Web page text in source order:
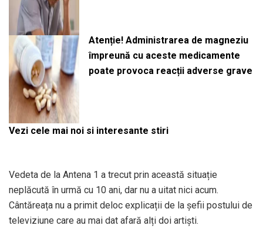
Atenție! Administrarea de magneziu
împreună cu aceste medicamente
poate provoca reacții adverse grave
Vezi cele mai noi si interesante stiri
Vedeta de la Antena 1 a trecut prin această situație
neplăcută în urmă cu 10 ani, dar nu a uitat nici acum.
Cântăreața nu a primit deloc explicații de la șefii postului de
televiziune care au mai dat afară alți doi artiști.